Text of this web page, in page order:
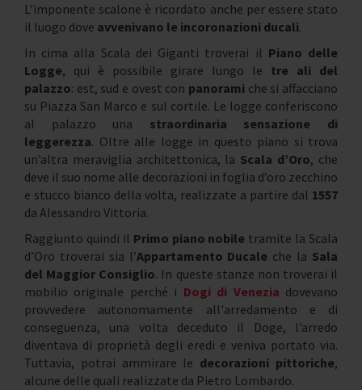
L’imponente scalone è ricordato anche per essere stato
il luogo dove avvenivano le incoronazioni ducali.
In cima alla Scala dei Giganti troverai il Piano delle
Logge, qui è possibile girare lungo le tre ali del
palazzo: est, sud e ovest con panorami che si affacciano
su Piazza San Marco e sul cortile. Le logge conferiscono
al palazzo una straordinaria sensazione di
leggerezza. Oltre alle logge in questo piano si trova
un’altra meraviglia architettonica, la Scala d’Oro, che
deve il suo nome alle decorazioni in foglia d’oro zecchino
e stucco bianco della volta, realizzate a partire dal 1557
da Alessandro Vittoria.
Raggiunto quindi il Primo piano nobile tramite la Scala
d’Oro troverai sia l’Appartamento Ducale che la Sala
del Maggior Consiglio. In queste stanze non troverai il
mobilio originale perché i Dogi di Venezia dovevano
provvedere autonomamente all'arredamento e di
conseguenza, una volta deceduto il Doge, l’arredo
diventava di proprietà degli eredi e veniva portato via.
Tuttavia, potrai ammirare le decorazioni pittoriche,
alcune delle quali realizzate da Pietro Lombardo.